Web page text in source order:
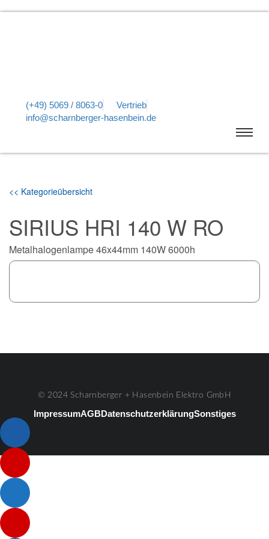
(+49) 5069 / 8063-0
Vertrieb
info@scharnberger-hasenbein.de
<< Kategorieübersicht
SIRIUS HRI 140 W RO
Metalhalogenlampe 46x44mm 140W 6000h
© 2024 Scharnberger + Hasenbein Elektro GmbH
ImpressumAGBDatenschutzerklärungSonstiges
Listenelement #1
Listenelement